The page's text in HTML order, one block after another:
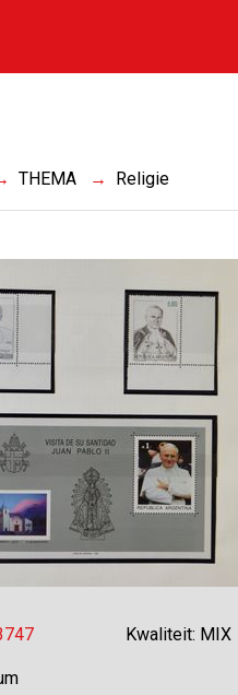
THEMA Religie
Kwaliteit: MIX